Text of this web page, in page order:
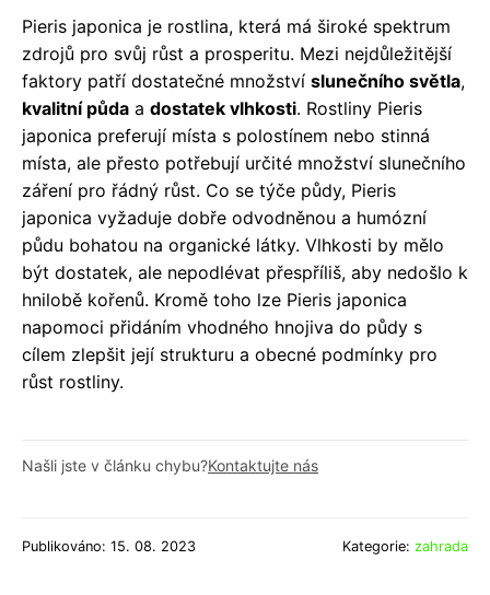
Pieris japonica je rostlina, která má široké spektrum
zdrojů pro svůj růst a prosperitu. Mezi nejdůležitější
faktory patří dostatečné množství slunečního světla,
kvalitní půda a dostatek vlhkosti. Rostliny Pieris
japonica preferují místa s polostínem nebo stinná
místa, ale přesto potřebují určité množství slunečního
záření pro řádný růst. Co se týče půdy, Pieris
japonica vyžaduje dobře odvodněnou a humózní
půdu bohatou na organické látky. Vlhkosti by mělo
být dostatek, ale nepodlévat přespříliš, aby nedošlo k
hnilobě kořenů. Kromě toho lze Pieris japonica
napomoci přidáním vhodného hnojiva do půdy s
cílem zlepšit její strukturu a obecné podmínky pro
růst rostliny.
Našli jste v článku chybu?Kontaktujte nás
Publikováno: 15. 08. 2023 Kategorie: zahrada